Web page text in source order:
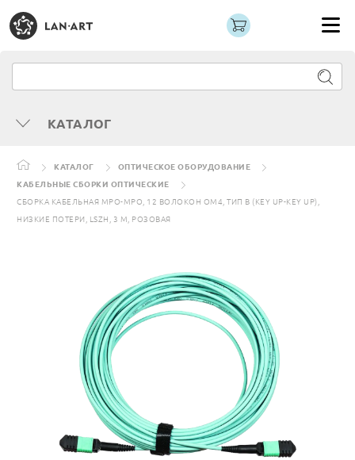
КАТАЛОГ
КАТАЛОГ
ОПТИЧЕСКОЕ ОБОРУДОВАНИЕ
КАБЕЛЬНЫЕ СБОРКИ ОПТИЧЕСКИЕ
СБОРКА КАБЕЛЬНАЯ MPO-MPO, 12 ВОЛОКОН OM4, ТИП B (KEY UP-KEY UP),
НИЗКИЕ ПОТЕРИ, LSZH, 3 М, РОЗОВАЯ